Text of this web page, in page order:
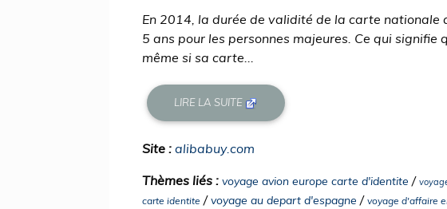
En 2014, la durée de validité de la carte nationale
5 ans pour les personnes majeures. Ce qui signifie
même si sa carte...
LIRE LA SUITE
Site : alibabuy.com
Thèmes liés : voyage avion europe carte d'identite /
carte identite /voyage au depart d'espagne / voyage d'affaire